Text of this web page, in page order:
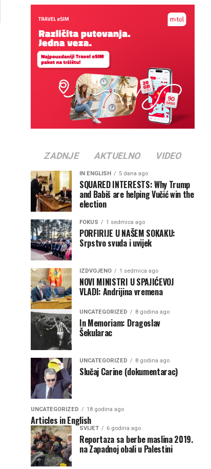
ZADNJE AKTUELNO VIDEO
IN ENGLISH 5 dana ago
SQUARED INTERESTS: Why Trump
and Babiš are helping Vučić win the
election
FOKUS 1 sedmica ago
PORFIRIJE U NAŠEM SOKAKU:
Srpstvo svuda i uvijek
IZDVOJENO 1 sedmica ago
NOVI MINISTRI U SPAJIĆEVOJ
VLADI: Andrijina vremena
UNCATEGORIZED 8 godina ago
In Memoriam: Dragoslav
Šekularac
UNCATEGORIZED 8 godina ago
Slučaj Carine (dokumentarac)
UNCATEGORIZED 18 godina ago
Articles in English
SVIJET 6 godina ago
Reportaza sa berbe maslina 2019.
na Zapadnoj obali u Palestini